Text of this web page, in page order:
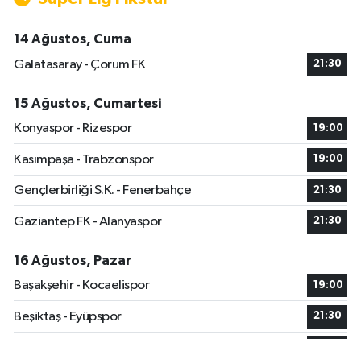
14 Ağustos, Cuma
Galatasaray - Çorum FK
21:30
15 Ağustos, Cumartesi
Konyaspor - Rizespor
19:00
Kasımpaşa - Trabzonspor 19:00
Gençlerbirliği S.K. - Fenerbahçe 21:30
Gaziantep FK - Alanyaspor 21:30
16 Ağustos, Pazar
Başakşehir - Kocaelispor
19:00
Beşiktaş - Eyüpspor 21:30